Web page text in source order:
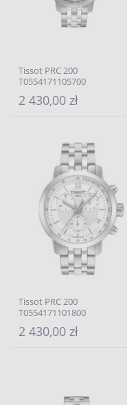
Tissot PRC 200
T0554171105700
2 430,00 zł
Tissot PRC 200
T0554171101800
2 430,00 zł